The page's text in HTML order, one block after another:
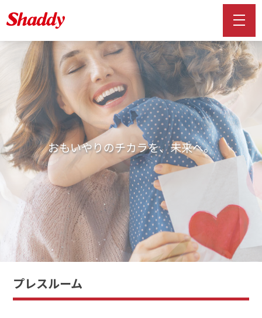
おもいやりのチカラを、未来へ。
プレスルーム